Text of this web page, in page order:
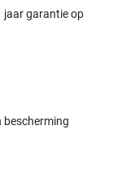
jaar garantie op
bescherming